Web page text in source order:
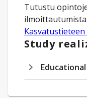
Tutustu
Study